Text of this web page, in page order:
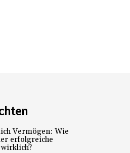
Vermögen: Wie
erfolgreiche